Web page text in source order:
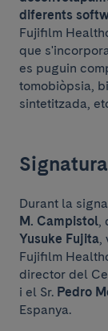
diferents
Fujifilm
que
es puguin
tomobiòpsia,
sintetitzada,
Durant la
M. Campistol,
Yusuke Fujita,
Fujifilm
director del
i el Sr. Pedro
Espanya.